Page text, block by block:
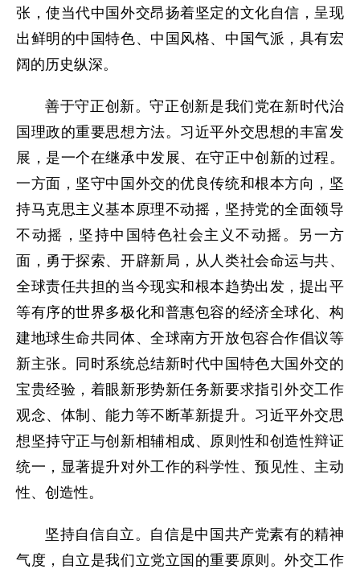
张，使当代中国外交昂扬着坚定的文化自信，呈现
出鲜明的中国特色、中国风格、中国气派，具有宏
阔的历史纵深。
善于守正创新。守正创新是我们党在新时代治
国理政的重要思想方法。习近平外交思想的丰富发
展，是一个在继承中发展、在守正中创新的过程。
一方面，坚守中国外交的优良传统和根本方向，坚
持马克思主义基本原理不动摇，坚持党的全面领导
不动摇，坚持中国特色社会主义不动摇。另一方
面，勇于探索、开辟新局，从人类社会命运与共、
全球责任共担的当今现实和根本趋势出发，提出平
等有序的世界多极化和普惠包容的经济全球化、构
建地球生命共同体、全球南方开放包容合作倡议等
新主张。同时系统总结新时代中国特色大国外交的
宝贵经验，着眼新形势新任务新要求指引外交工作
观念、体制、能力等不断革新提升。习近平外交思
想坚持守正与创新相辅相成、原则性和创造性辩证
统一，显著提升对外工作的科学性、预见性、主动
性、创造性。
坚持自信自立。自信是中国共产党素有的精神
气度，自立是我们立党立国的重要原则。外交工作